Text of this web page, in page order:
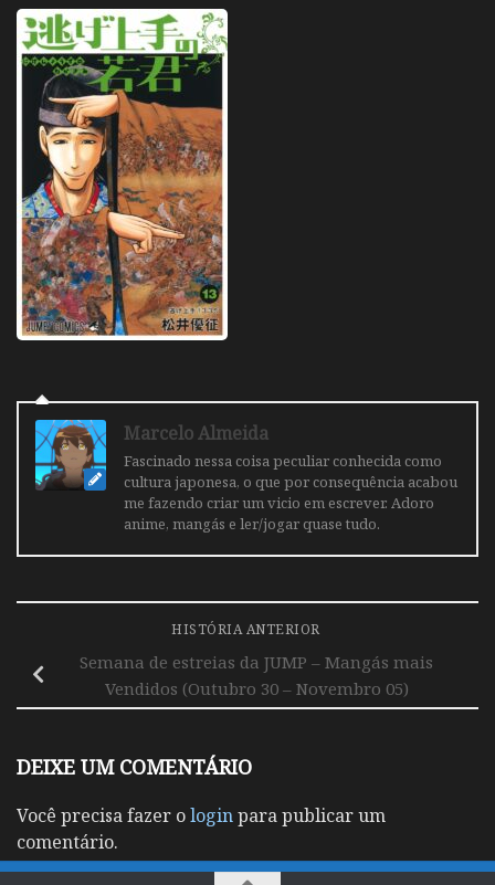
Marcelo Almeida
Fascinado nessa coisa peculiar conhecida como
cultura japonesa, o que por consequência acabou
me fazendo criar um vicio em escrever. Adoro
anime, mangás e ler/jogar quase tudo.
HISTÓRIA ANTERIOR
Semana de estreias da JUMP – Mangás mais
Vendidos (Outubro 30 – Novembro 05)
DEIXE UM COMENTÁRIO
Você precisa fazer ologinpara publicar um
comentário.